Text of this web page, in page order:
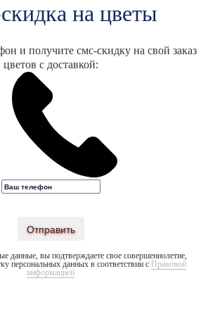
на цветы
и получите смс-скидку на свой заказ
цветов с доставкой:
Отправить
данные, вы подтверждаете свое совершеннолетие,
персональных данных в соответствии с Правовой
информацией